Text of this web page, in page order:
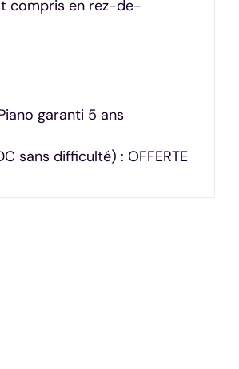
compris en rez-de-
garanti 5 ans
sans difficulté) : OFFERTE